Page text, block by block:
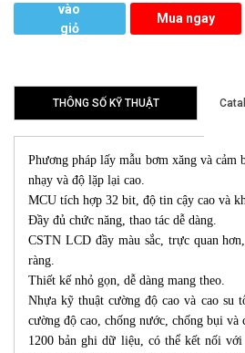
vào
giỏ
Mua ngay
THÔNG SỐ KỸ THUẬT
Phương pháp lấy mẫu bơm xăng và cảm
nhạy và độ lặp lại cao.
MCU tích hợp 32 bit, độ tin cậy cao và
Đầy đủ chức năng, thao tác dễ dàng.
CSTN LCD đầy màu sắc, trực quan
ràng.
Thiết kế nhỏ gọn, dễ dàng mang theo.
Nhựa kỹ thuật cường độ cao và cao su
cường độ cao, chống nước, chống bụi và
1200 bản ghi dữ liệu, có thể kết nối